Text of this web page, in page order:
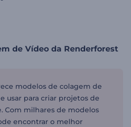
de Vídeo da Renderforest
modelos de colagem de
usar para criar projetos de
Com milhares de modelos
encontrar o melhor